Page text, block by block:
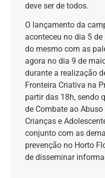
deve ser de todos.
O lançamento da
aconteceu no dia 5 de
do mesmo com as
agora no dia 9 de
durante a realização
Fronteira Criativa na
partir das 18h, sendo
de Combate ao
Crianças e
conjunto com as
prevenção no Horto
de disseminar